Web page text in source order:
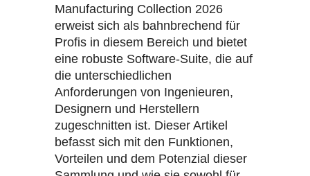
Manufacturing Collection 2026
erweist sich als bahnbrechend für
Profis in diesem Bereich und bietet
eine robuste Software-Suite, die auf
die unterschiedlichen
Anforderungen von Ingenieuren,
Designern und Herstellern
zugeschnitten ist. Dieser Artikel
befasst sich mit den Funktionen,
Vorteilen und dem Potenzial dieser